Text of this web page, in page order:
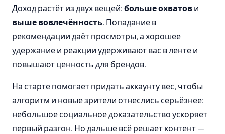
Доход растёт из двух вещей: больше охватов и
выше вовлечённость. Попадание в
рекомендации даёт просмотры, а хорошее
удержание и реакции удерживают вас в ленте и
повышают ценность для брендов.
На старте помогает придать аккаунту вес, чтобы
алгоритм и новые зрители отнеслись серьёзнее:
небольшое социальное доказательство ускоряет
первый разгон. Но дальше всё решает контент —